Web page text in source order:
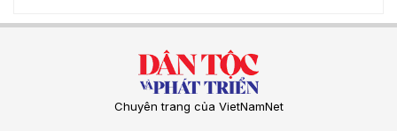
Chuyên trang của VietNamNet